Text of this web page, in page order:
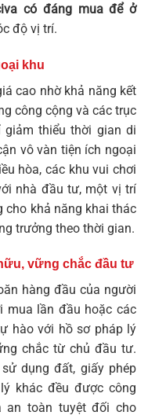
có đáng mua để ở
độ vị trí.
khu
cao nhờ khả năng kết
công cộng và các trục
thiểu thời gian di
vô vàn tiện ích ngoại
hòa, các khu vui chơi
nhà đầu tư, một vị trí
cho khả năng khai thác
trưởng theo thời gian.
vững chắc đầu tư
hàng đầu của người
mua lần đầu hoặc các
hào với hồ sơ pháp lý
chắc từ chủ đầu tư.
dụng đất, giấy phép
khác đều được công
an toàn tuyệt đối cho